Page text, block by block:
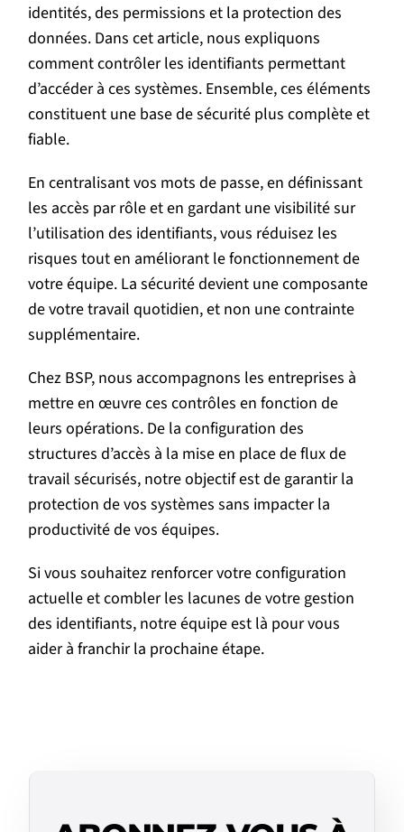
identités, des permissions et la protection des
données. Dans cet article, nous expliquons
comment contrôler les identifiants permettant
d’accéder à ces systèmes. Ensemble, ces éléments
constituent une base de sécurité plus complète et
fiable.
En centralisant vos mots de passe, en définissant
les accès par rôle et en gardant une visibilité sur
l’utilisation des identifiants, vous réduisez les
risques tout en améliorant le fonctionnement de
votre équipe. La sécurité devient une composante
de votre travail quotidien, et non une contrainte
supplémentaire.
Chez BSP, nous accompagnons les entreprises à
mettre en œuvre ces contrôles en fonction de
leurs opérations. De la configuration des
structures d’accès à la mise en place de flux de
travail sécurisés, notre objectif est de garantir la
protection de vos systèmes sans impacter la
productivité de vos équipes.
Si vous souhaitez renforcer votre configuration
actuelle et combler les lacunes de votre gestion
des identifiants, notre équipe est là pour vous
aider àfranchir la prochaine étape.